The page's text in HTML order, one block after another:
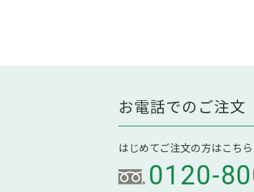
お電話でのご注文
はじめてご注文の方はこちら
0120-